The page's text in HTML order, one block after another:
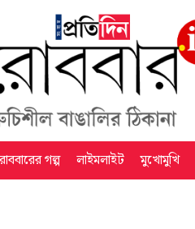
গল্প লাইমলাইট মুখোমুখি